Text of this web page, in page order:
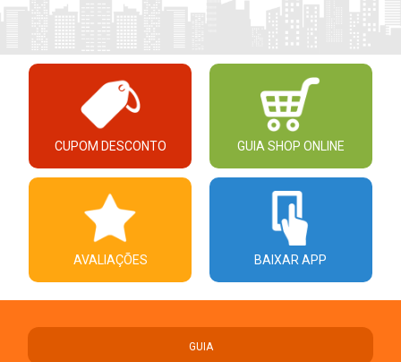
CUPOM DESCONTO GUIA SHOP ONLINE
AVALIAÇÕES BAIXAR APP
GUIA